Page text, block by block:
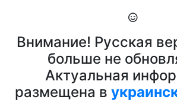
Внимание! Русская
больше не
Актуальная
размещена в